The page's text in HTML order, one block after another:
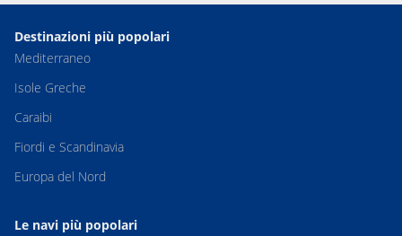
Destinazioni più popolari
Mediterraneo
Isole Greche
Caraibi
Fiordi e Scandinavia
Europa del Nord
Le navi più popolari